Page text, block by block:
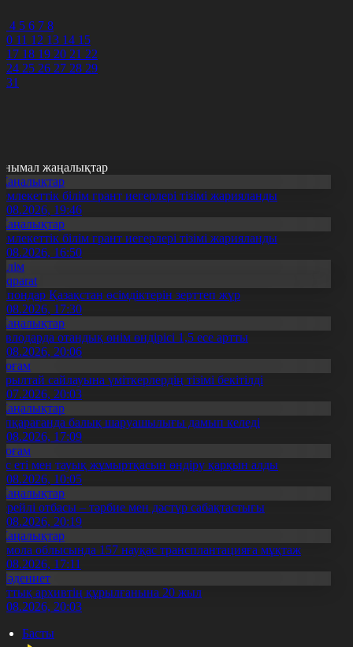
4 5 6 7 8
10 11 12 13 14 15
17 18 19 20 21 22
24 25 26 27 28 29
31
жаңалықтар
білім грант иегерлері тізімі жарияланды
19:46
білім грант иегерлері тізімі жарияланды
16:50
Қазақстан өсімдіктерін зерттеп жүр
17:30
отандық өнім өндірісі 1,5 есе артты
20:06
сайлауына үміткерлердің тізімі бекітілді
20:03
балық шаруашылығы дамып келеді
17:09
еті мен тауық жұмыртқасын өндіру қарқын алды
10:05
отбасы – тәрбие мен дәстүр сабақтастығы
20:19
облысында 157 науқас трансплантацияға мұқтаж
17:11
архивтің құрылғанына 20 жыл
20:03
Басты